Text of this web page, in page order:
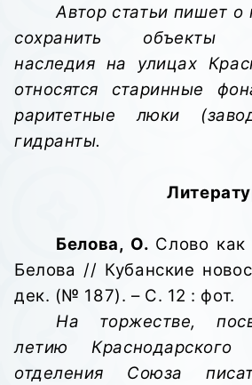
Автор статьи пишет о
сохранить объекты
наследия на улицах
относятся старинные
раритетные люки
гидранты.
Белова, О. Слово
Белова // Кубанские
дек. (№ 187). – С. 12 : фот.
На торжестве,
летию Краснодарского
отделения Союза